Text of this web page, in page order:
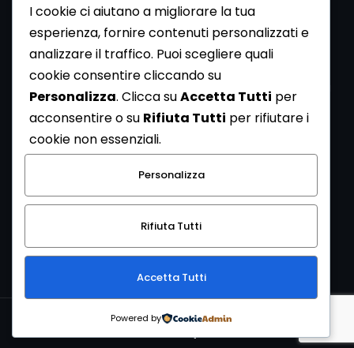
Newsletter
Se vuoi ricevere la Rivista gratuita di archeologia realizzata
dalla Redazione di ArcheoMedia iscriviti alla nostra
Newsletter [Clicca Qui]
Con l'invio del messaggio l'utente dichiara di aver letto
l’informativa sulla privacy e di acconsentire al trattamento
dei propri dati personali.
Copyright © 1999-2026Mediares S.c.PI 07341730013 - [
I cookie ci aiutano a migliorare la tua
esperienza, fornire contenuti personalizzati e
analizzare il traffico. Puoi scegliere quali
cookie consentire cliccando su
Personalizza. Clicca suAccetta Tutti per
acconsentire o su Rifiuta Tutti per rifiutare i
cookie non essenziali.
Personalizza
Rifiuta Tutti
Accetta Tutti
Powered by